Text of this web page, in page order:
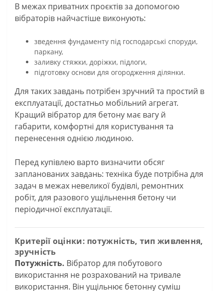
В межах приватних проєктів за допомогою
вібраторів найчастіше виконують:
зведення фундаменту під господарські споруди,
паркану,
заливку стяжки, доріжки, підлоги,
підготовку основи для огородження ділянки.
Для таких завдань потрібен зручний та простий в
експлуатації, достатньо мобільний агрегат.
Кращий вібратор для бетону має вагу й
габарити, комфортні для користування та
перенесення однією людиною.
Перед купівлею варто визначити обсяг
запланованих завдань: техніка буде потрібна для
задач в межах невеликої будівлі, ремонтних
робіт, для разового ущільнення бетону чи
періодичної експлуатації.
Критерії оцінки: потужність, тип живлення,
зручність
Потужність. Вібратор для побутового
використання не розрахований на тривале
використання. Він ущільнює бетонну суміш